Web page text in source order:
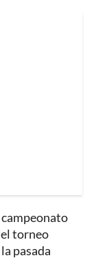
torneo
pasada